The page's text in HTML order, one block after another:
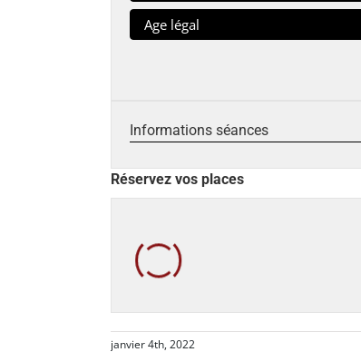
Age légal
Informations séances
Réservez vos places
janvier 4th, 2022